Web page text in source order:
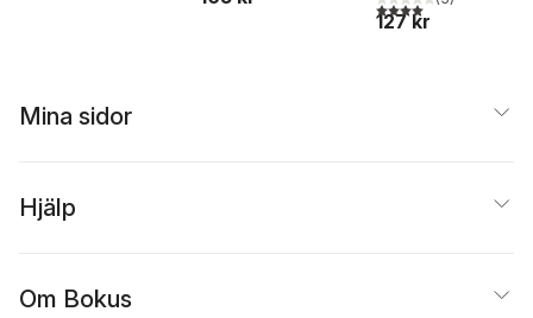
4,0utav 5 stjärnor.
127 kr
Mina sidor
Hjälp
Om Bokus